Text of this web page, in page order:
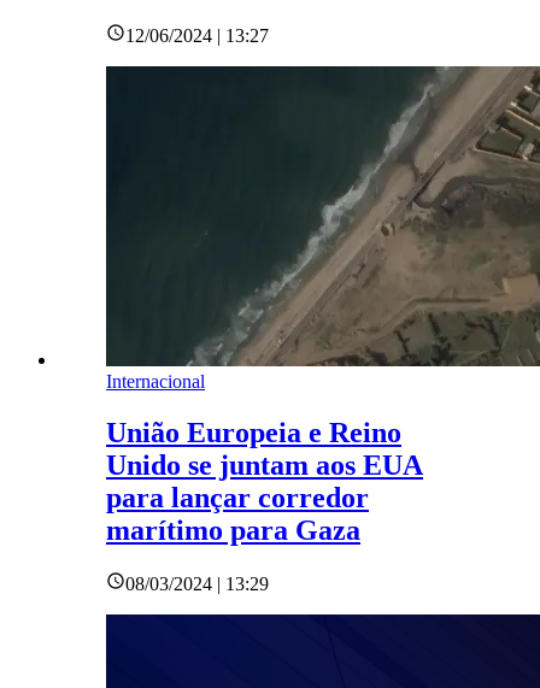
12/06/2024 | 13:27
Internacional
União Europeia e Reino
Unido se juntam aos EUA
para lançar corredor
marítimo para Gaza
08/03/2024 | 13:29